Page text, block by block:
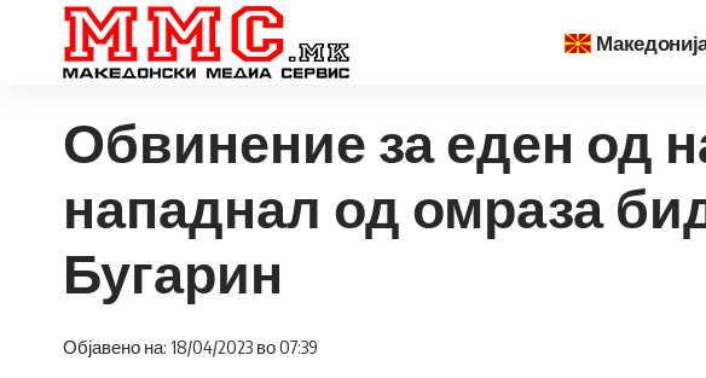
Обвинение за еден од
нападнал од омраза
Бугарин
Објавено на: 18/04/2023 во 07:39